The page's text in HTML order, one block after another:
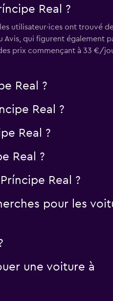
Real ?
utilisateur·ices ont trouvé
Avis, qui figurent également
prix commençant à 33 €/
Real ?
Real ?
Real ?
Real ?
Real ?
pour les
une voiture à